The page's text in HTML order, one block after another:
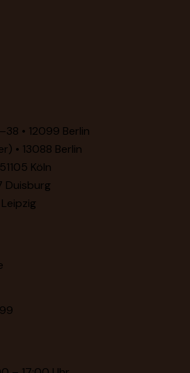
• 12099 Berlin
• 13088 Berlin
Köln
Duisburg